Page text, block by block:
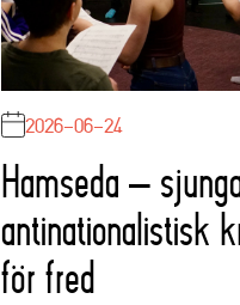
2026-06-24
Hamseda –
antinationalistisk
för fred